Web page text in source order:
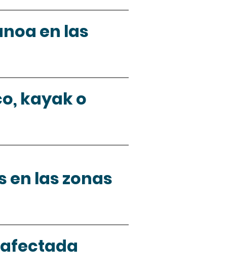
en las
kayak o
en las zonas